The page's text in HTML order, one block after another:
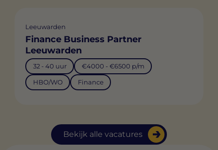
Bekijk alle vacatures
Leeuwarden
Finance Business Partner
Leeuwarden
32 - 40 uur €4000 - €6500 p/m
HBO/WO Finance